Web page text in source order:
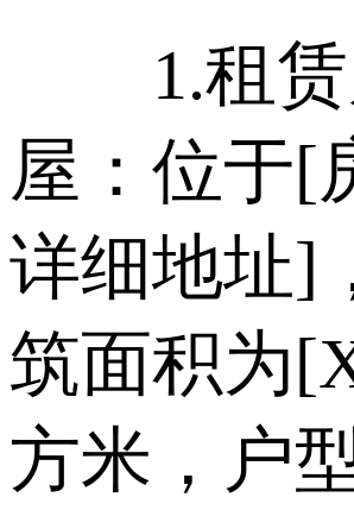
1.租赁
屋：位于[
详细地址]
筑面积为
方米，户